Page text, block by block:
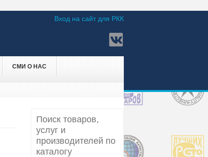
Вход на сайт для РКК
СМИ О НАС
Поиск товаров,
услуг и
производителей по
каталогу